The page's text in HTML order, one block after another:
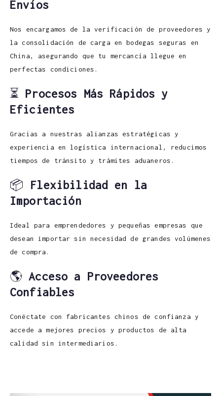
Envíos
Nos encargamos de la verificación de proveedores y
la consolidación de carga en bodegas seguras en
China, asegurando que tu mercancía llegue en
perfectas condiciones.
⏳ Procesos Más Rápidos y
Eficientes
Gracias a nuestras alianzas estratégicas y
experiencia en logística internacional, reducimos
tiempos de tránsito y trámites aduaneros.
📦 Flexibilidad en la
Importación
Ideal para emprendedores y pequeñas empresas que
desean importar sin necesidad de grandes volúmenes
de compra.
🌎Acceso a Proveedores
Confiables
Conéctate con fabricantes chinos de confianza y
accede a mejores precios y productos de alta
calidad sin intermediarios.